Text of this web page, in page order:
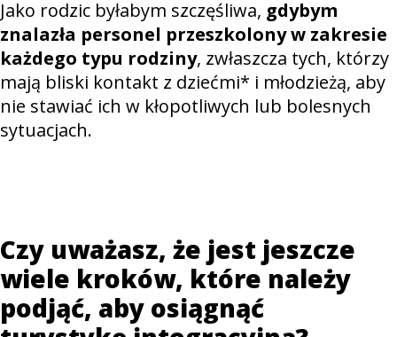
Jako rodzic byłabym szczęśliwa, gdybym
znalazła personel przeszkolony w zakresie
każdego typu rodziny, zwłaszcza tych, którzy
mają bliski kontakt z dziećmi* i młodzieżą, aby
nie stawiać ich w kłopotliwych lub bolesnych
sytuacjach.
Czy uważasz, że jest jeszcze
wiele kroków, które należy
podjąć, aby osiągnąć